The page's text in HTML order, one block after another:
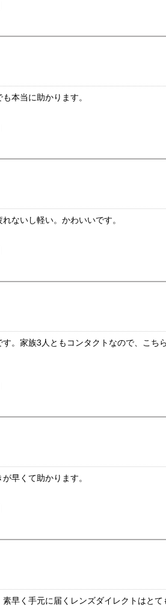
本当に助かります。
ないし軽い。かわいいです。
。家族3人ともコンタクトなので、こち
早くて助かります。
早く手元に届くレンズダイレクトはとて